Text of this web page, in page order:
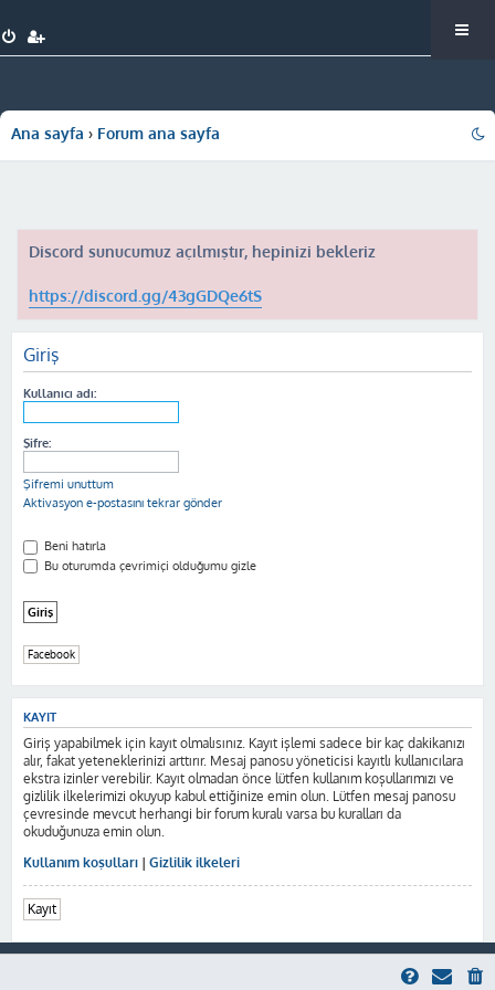
Ana sayfa Forum ana sayfa
Discord sunucumuz açılmıştır, hepinizi bekleriz
https://discord.gg/43gGDQe6tS
Giriş
Kullanıcı adı:
Şifre:
Şifremi unuttum
Aktivasyon e-postasını tekrar gönder
Beni hatırla
Bu oturumda çevrimiçi olduğumu gizle
Facebook
KAYIT
Giriş yapabilmek için kayıt olmalısınız. Kayıt işlemi sadece bir kaç dakikanızı
alır, fakat yeteneklerinizi arttırır. Mesaj panosu yöneticisi kayıtlı kullanıcılara
ekstra izinler verebilir. Kayıt olmadan önce lütfen kullanım koşullarımızı ve
gizlilik ilkelerimizi okuyup kabul ettiğinize emin olun. Lütfen mesaj panosu
çevresinde mevcut herhangi bir forum kuralı varsa bu kuralları da
okuduğunuza emin olun.
Kullanım koşulları | Gizlilik ilkeleri
Kayıt